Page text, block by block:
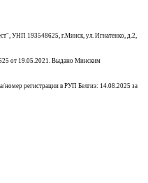
УНП 193548625, г.Минск, ул. Игнатенко, д.2,
от 19.05.2021. Выдано Минским
номер регистрации в РУП Белгиэ: 14.08.2025 за